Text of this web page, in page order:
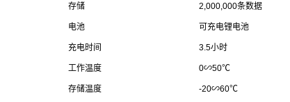
存储 2,000,000条数据
电池 可充电锂电池
充电时间 3.5小时
工作温度 0∽50℃
存储温度 -20∽60℃